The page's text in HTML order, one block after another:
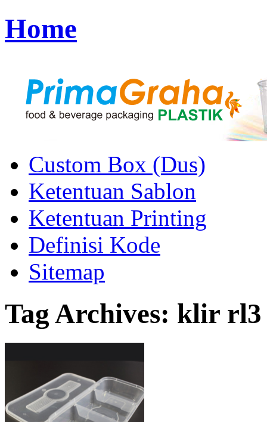
Home
Custom Box (Dus)
Ketentuan Sablon
Ketentuan Printing
Definisi Kode
Sitemap
Tag Archives: klir rl3